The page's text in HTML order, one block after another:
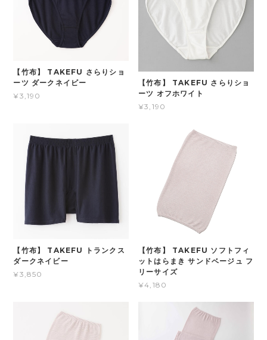
【竹布】 TAKEFU さらりショ
ーツ ダークネイビー
¥3,190
【竹布】 TAKEFU さらりショ
ーツ オフホワイト
¥3,190
【竹布】 TAKEFU トランクス
ダークネイビー
¥3,850
【竹布】 TAKEFU ソフトフィ
ットはらまき サンドベージュ フ
リーサイズ
¥4,180